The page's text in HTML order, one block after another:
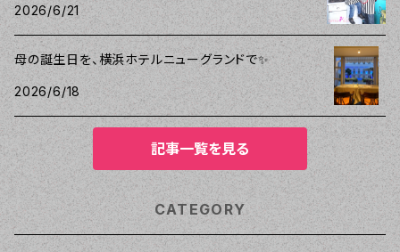
2026/6/21
母の誕生日を、横浜ホテルニューグランドで✨
2026/6/18
記事一覧を見る
CATEGORY